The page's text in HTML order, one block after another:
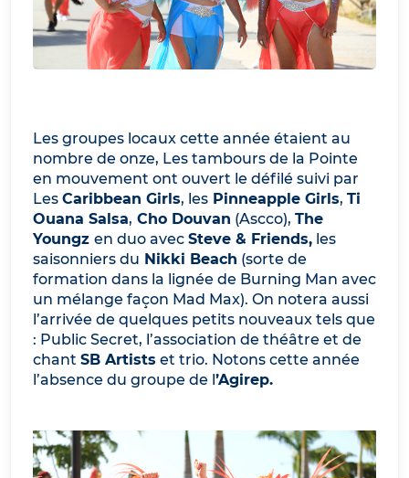
Les groupes locaux cette année étaient au
nombre de onze, Les tambours de la Pointe
en mouvement ont ouvert le défilé suivi par
Les Caribbean Girls, les Pinneapple Girls, Ti
Ouana Salsa, Cho Douvan (Ascco), The
Youngz en duo avec Steve & Friends, les
saisonniers du Nikki Beach (sorte de
formation dans la lignée de Burning Man avec
un mélange façon Mad Max). On notera aussi
l’arrivée de quelques petits nouveaux tels que
: Public Secret, l’association de théâtre et de
chant SB Artists et trio. Notons cette année
l’absence du groupe de l’Agirep.